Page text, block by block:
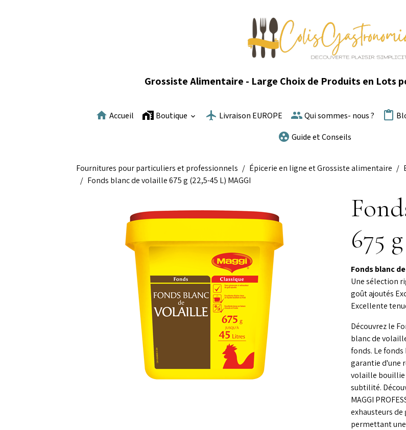
Grossiste Alimentaire - Large Choix de Produits en Lots
Accueil Boutique Livraison EUROPE Qui sommes- nous ?
Guide et Conseils
Fournitures pour particuliers et professionnels Épicerie en ligne et Grossiste alimentaire
Fonds blanc de volaille 675 g (22,5-45 L) MAGGI
675
Fonds blanc
Une sélection
goût ajoutés
Excellente
Découvrez le
blanc de
fonds. Le fonds
garantie d'une
volaille bouillie
subtilité.
MAGGI
exhausteurs
permettant